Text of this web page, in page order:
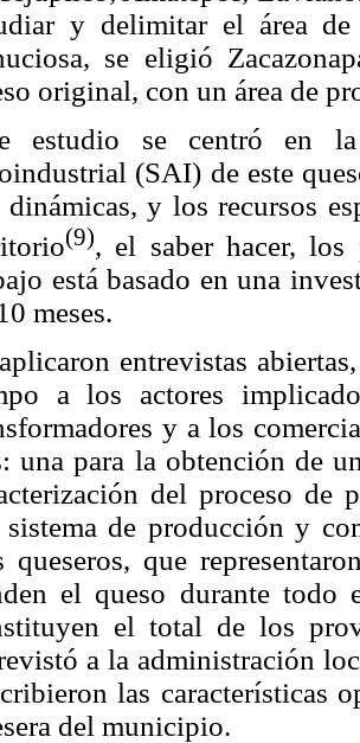
y delimitar el área de
se eligió
original, con un área de
estudio se centró en
(SAI) de este
dinámicas, y los recursos
(9), el saber hacer,
está basado en una
meses.
entrevistas
a los actores
y a los
una para la obtención de
del proceso de
de producción y
queseros, que
el queso durante todo
el total de los
a la administración
las características
del municipio.